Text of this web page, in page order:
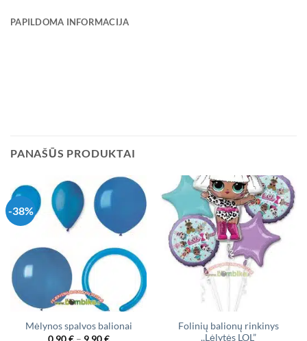
PAPILDOMA INFORMACIJA
PANAŠŪS PRODUKTAI
-38%
Mėlynos spalvos balionai
0,90€ – 9,90€Price
Folinių balionų rinkinys
,,Lėlytės LOL”